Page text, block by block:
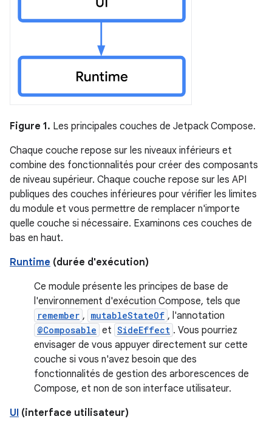
Figure 1. Les principales couches de Jetpack Compose.
Chaque couche repose sur les niveaux inférieurs et
combine des fonctionnalités pour créer des composants
de niveau supérieur. Chaque couche repose sur les API
publiques des couches inférieures pour vérifier les limites
du module et vous permettre de remplacer n'importe
quelle couche si nécessaire. Examinons ces couches de
bas en haut.
Runtime (durée d'exécution)
Ce module présente les principes de base de
l'environnement d'exécution Compose, tels que
remember , mutableStateOf , l'annotation
@Composable et SideEffect . Vous pourriez
envisager de vous appuyer directement sur cette
couche si vous n'avez besoin que des
fonctionnalités de gestion des arborescences de
Compose, et non de son interface utilisateur.
UI (interface utilisateur)